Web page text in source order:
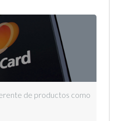
de productos como